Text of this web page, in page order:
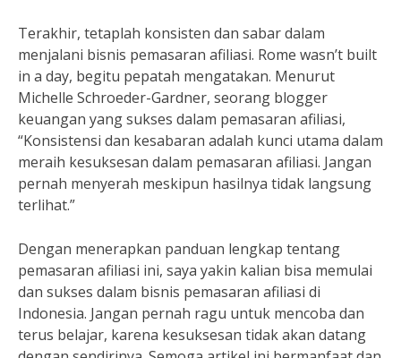
Terakhir, tetaplah konsisten dan sabar dalam
menjalani bisnis pemasaran afiliasi. Rome wasn’t built
in a day, begitu pepatah mengatakan. Menurut
Michelle Schroeder-Gardner, seorang blogger
keuangan yang sukses dalam pemasaran afiliasi,
“Konsistensi dan kesabaran adalah kunci utama dalam
meraih kesuksesan dalam pemasaran afiliasi. Jangan
pernah menyerah meskipun hasilnya tidak langsung
terlihat.”
Dengan menerapkan panduan lengkap tentang
pemasaran afiliasi ini, saya yakin kalian bisa memulai
dan sukses dalam bisnis pemasaran afiliasi di
Indonesia. Jangan pernah ragu untuk mencoba dan
terus belajar, karena kesuksesan tidak akan datang